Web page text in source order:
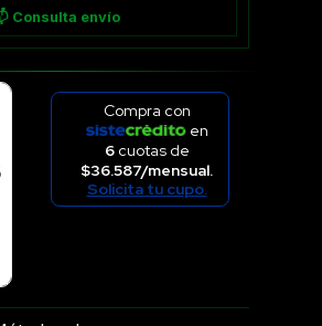
Consulta envío
Compra con
en
6cuotas de
$36.587/mensual.
Solicita tu cupo.